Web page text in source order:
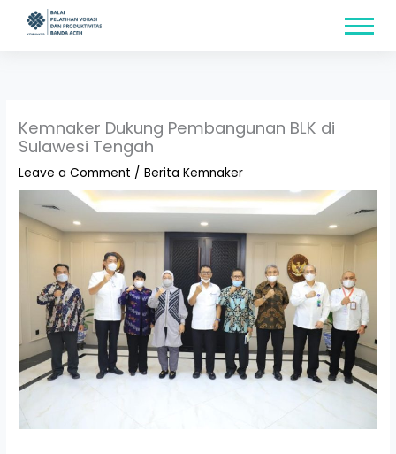
content
Kemnaker Dukung Pembangunan BLK di
Sulawesi Tengah
Leave a Comment /Berita Kemnaker